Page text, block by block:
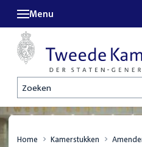
Zoeken
Menu
Home Kamerstukken